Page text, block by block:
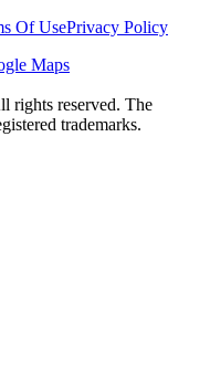
Of UsePrivacy Policy
Maps
rights reserved. The
trademarks.